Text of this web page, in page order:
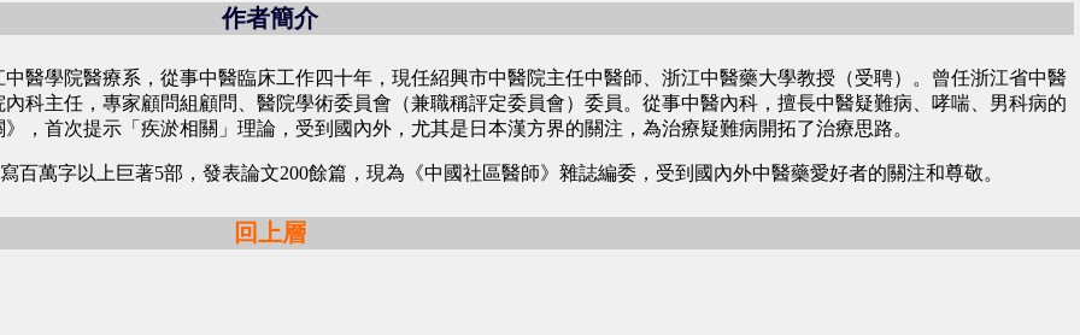
作者簡介
中醫學院醫療系，從事中醫臨床工作四十年，現任紹興市中醫院主任中醫師、浙江中醫藥大學教授（受聘）。曾任浙江省中醫
科主任，專家顧問組顧問、醫院學術委員會（兼職稱評定委員會）委員。從事中醫內科，擅長中醫疑難病、哮喘、男科病的
，首次提示「疾淤相關」理論，受到國內外，尤其是日本漢方界的關注，為治療疑難病開拓了治療思路。
百萬字以上巨著5部，發表論文200餘篇，現為《中國社區醫師》雜誌編委，受到國內外中醫藥愛好者的關注和尊敬。
回上層